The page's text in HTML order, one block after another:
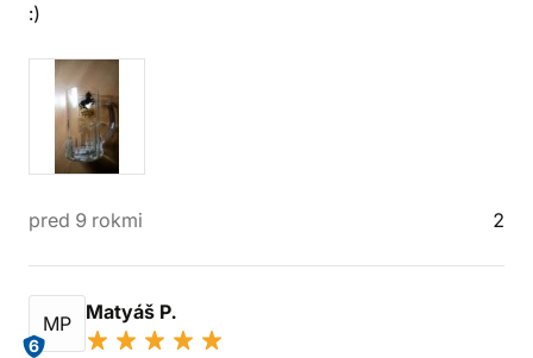
:)
pred 9 rokmi 2
MP
6
Matyáš P.